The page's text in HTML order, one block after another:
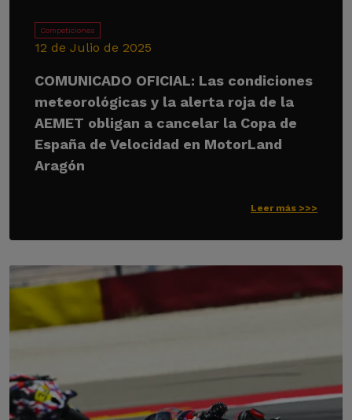
Competiciones
12 de Julio de 2025
COMUNICADO OFICIAL: Las condiciones
meteorológicas y la alerta roja de la
AEMET obligan a cancelar la Copa de
España de Velocidad en MotorLand
Aragón
Leer más >>>